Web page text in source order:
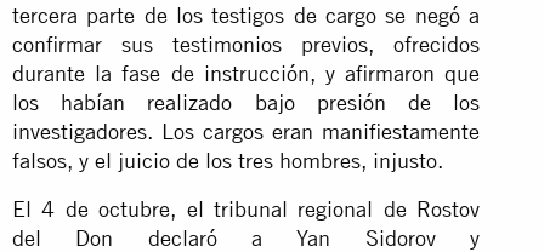
tercera parte de los testigos de cargo se negó a
confirmar sus testimonios previos, ofrecidos
durante la fase de instrucción, y afirmaron que
los habían realizado bajo presión de los
investigadores. Los cargos eran manifiestamente
falsos, y el juicio de los tres hombres, injusto.
El 4 de octubre, el tribunal regional de Rostov
del Don declaró a Yan Sidorov y